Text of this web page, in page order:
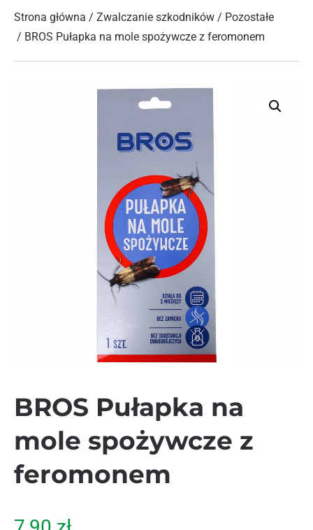
Strona główna / Zwalczanie szkodników / Pozostałe
/ BROS Pułapka na mole spożywcze z feromonem
BROS Pułapka na
mole spożywcze z
feromonem